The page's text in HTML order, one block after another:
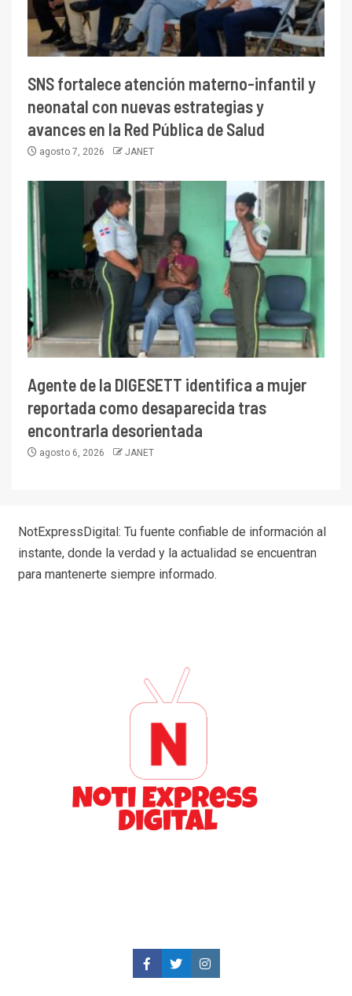
SNS fortalece atención materno-infantil y
neonatal con nuevas estrategias y
avances en la Red Pública de Salud
agosto 7, 2026 JANET
Agente de la DIGESETT identifica a mujer
reportada como desaparecida tras
encontrarla desorientada
agosto 6, 2026 JANET
NotExpressDigital: Tu fuente confiable de información al
instante, donde la verdad y la actualidad se encuentran
para mantenerte siempre informado.